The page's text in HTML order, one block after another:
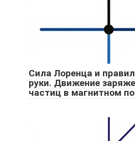
Сила Лоренца и
руки. Движение
частиц в магнитном